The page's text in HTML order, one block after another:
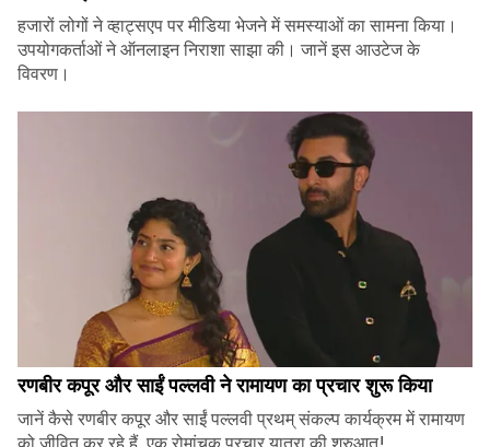
हजारों लोगों ने व्हाट्सएप पर मीडिया भेजने में समस्याओं का सामना किया।
उपयोगकर्ताओं ने ऑनलाइन निराशा साझा की। जानें इस आउटेज के
विवरण।
रणबीर कपूर और साईं पल्लवी ने रामायण का प्रचार शुरू किया
जानें कैसे रणबीर कपूर और साईं पल्लवी प्रथम् संकल्प कार्यक्रम में रामायण